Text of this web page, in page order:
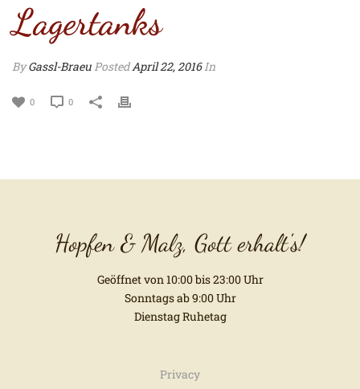
Lagertanks
ByGassl-BraeuPostedApril 22, 2016In
0 0
Hopfen & Malz, Gott erhalt's!
Geöffnet von 10:00 bis 23:00 Uhr
Sonntags ab 9:00 Uhr
Dienstag Ruhetag
Privacy